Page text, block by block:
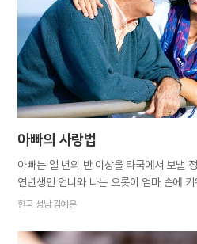
만드는 건 처음이었다. “기왕이면 애들이
먹고 싶대요.” “그래도 그렇지. 힘들게 이
반찬이라도 있어야 애들이 밥을 해 먹죠.
사 먹을 테니⋯.” “내일…
아빠의 사랑법
아빠는 일 년의 반 이상을 타국에서 보낼
연년생인 언니와 나는 오롯이 엄마 손에
탓에 아빠 얼굴을 잊어버린 적도 있었다.
나가려고 한 것이다. 그 일이 아빠에게는
한국 성남 김예은